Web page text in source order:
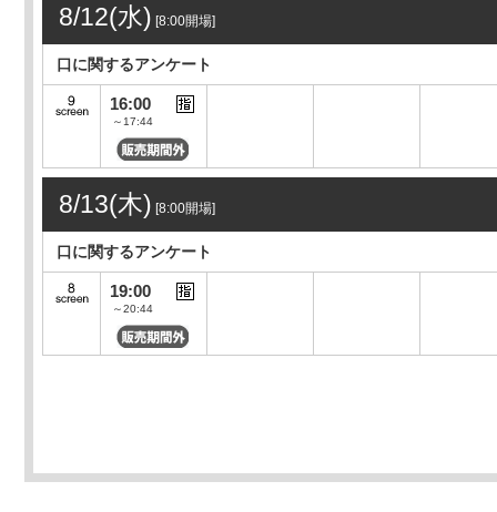
8/12(水) [8:00開場]
口に関するアンケート
16:00
～17:44
8/13(木) [8:00開場]
口に関するアンケート
19:00
～20:44